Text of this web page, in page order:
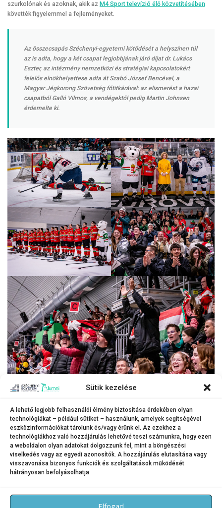
Sütik kezelése
A lehető legjobb felhasználói élmény biztosítása érdekében olyan
technológiákat – például sütiket – használunk, amelyek segítségével
eszközinformációkat tárolunk és/vagy érünk el. Az ezekhez a
technológiákhoz való hozzájárulás lehetővé teszi számunkra, hogy ezen
a weboldalon olyan adatokat dolgozzunk fel, mint a böngészési
viselkedés vagy az egyedi azonosítók. A hozzájárulás elutasítása vagy
visszavonása bizonyos funkciók és szolgáltatások működését
hátrányosan befolyásolhatja.
Elfogad
szurkolónak és azoknak, akik az M4 Sport televízió élő közvetítésében
követték figyelemmel a fejleményeket.
Az összecsapás Széchenyi-egyetemi kötődését a helyszínen túl
az is adta, hogy a két csapat legjobbjának járó díjat dr. Lukács
Eszter, az intézmény nemzetközi és stratégiai kapcsolatokért
felelős elnökhelyettese adta át Szabó József Bencével, a
Magyar Jégkorong Szövetség főtitkárával: az elismerést a hazai
csapatból Galló Vilmos, a vendégektől pedig Martin Johnsen
érdemelte ki.
Telt házat vonzott a Magyarország–Norvégia jégkorongmérkőzés a Győri
Egyetemi Jégsport Központban.
(Fotók: Adorján András)
KATEGÓRIA:SPORTHÍREK